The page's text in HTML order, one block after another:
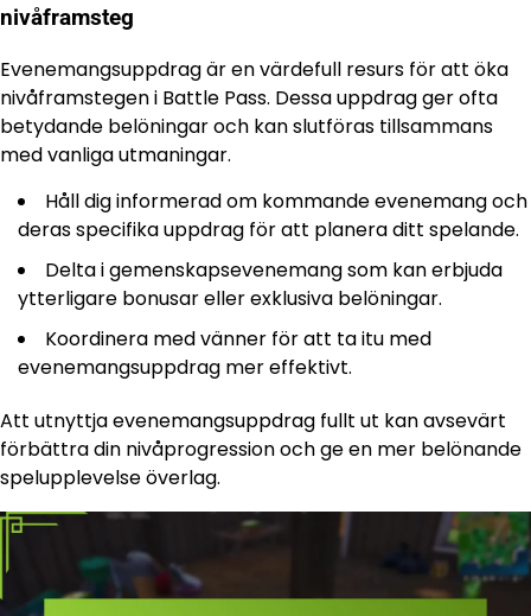
nivåframsteg
Evenemangsuppdrag är en värdefull resurs för att öka
nivåframstegen i Battle Pass. Dessa uppdrag ger ofta
betydande belöningar och kan slutföras tillsammans
med vanliga utmaningar.
Håll dig informerad om kommande evenemang och
deras specifika uppdrag för att planera ditt spelande.
Delta i gemenskapsevenemang som kan erbjuda
ytterligare bonusar eller exklusiva belöningar.
Koordinera med vänner för att ta itu med
evenemangsuppdrag mer effektivt.
Att utnyttja evenemangsuppdrag fullt ut kan avsevärt
förbättra din nivåprogression och ge en mer belönande
spelupplevelse överlag.